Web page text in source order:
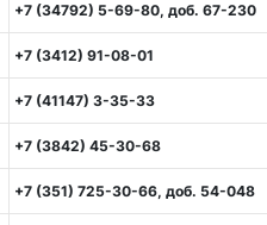
+7 (34792) 5-69-80, доб. 67-230
+7 (3412) 91-08-01
+7 (41147) 3-35-33
+7 (3842) 45-30-68
+7 (351) 725-30-66, доб. 54-048